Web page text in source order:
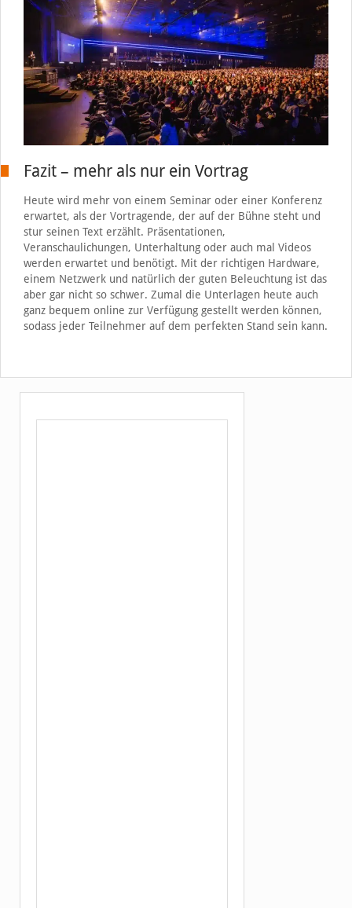
Fazit – mehr als nur ein Vortrag
Heute wird mehr von einem Seminar oder einer Konferenz
erwartet, als der Vortragende, der auf der Bühne steht und
stur seinen Text erzählt. Präsentationen,
Veranschaulichungen, Unterhaltung oder auch mal Videos
werden erwartet und benötigt. Mit der richtigen Hardware,
einem Netzwerk und natürlich der guten Beleuchtung ist das
aber gar nicht so schwer. Zumal die Unterlagen heute auch
ganz bequem online zur Verfügung gestellt werden können,
sodass jeder Teilnehmer auf dem perfekten Stand sein kann.